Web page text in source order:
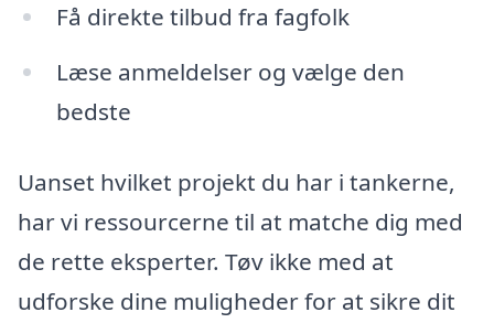
Få direkte tilbud fra fagfolk
Læse anmeldelser og vælge den
bedste
Uanset hvilket projekt du har i tankerne,
har vi ressourcerne til at matche dig med
de rette eksperter. Tøv ikke med at
udforske dine muligheder for at sikre dit